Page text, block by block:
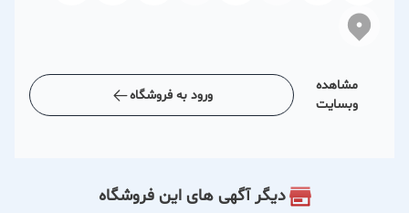
مشاهده
وبسایت
ورود به فروشگاه
دیگر آگهی های این فروشگاه